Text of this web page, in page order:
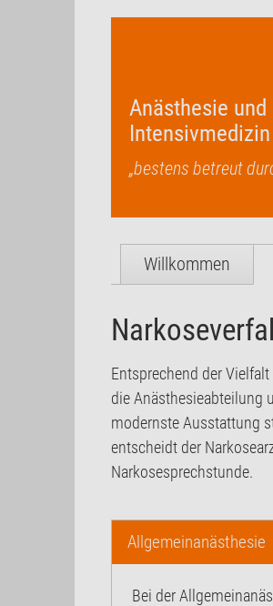
Anästhesie und
Intensivmedizin
„bestens betreut
Willkommen
Entsprechend der
die Anästhesieabteilung
modernste Ausstattung
entscheidt der
Narkosesprechstunde.
Allgemeinanästhesie
Bei der